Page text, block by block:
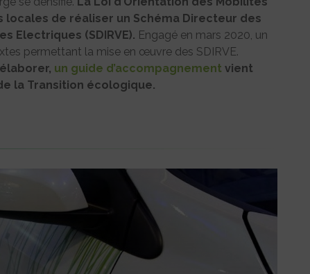
de réaliser un Schéma Directeur des
Electriques (SDIRVE). Engagé en mars 2020, un
permettant la mise en œuvre des SDIRVE.
un guide d’accompagnement vient
la Transition écologique.